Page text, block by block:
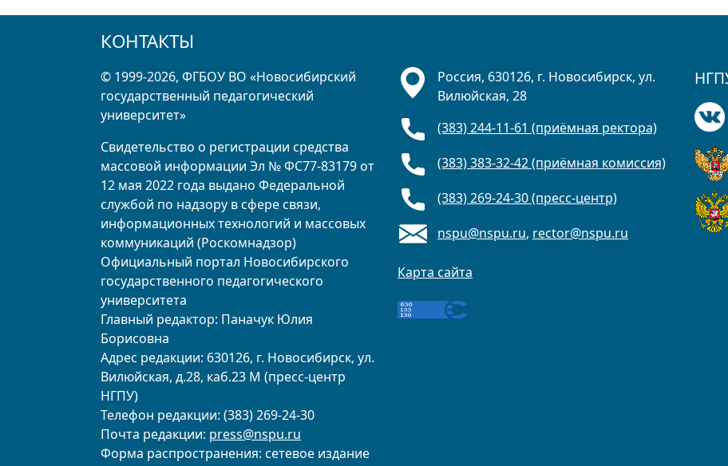
КОНТАКТЫ
© 1999-2026, ФГБОУ ВО «Новосибирский
государственный педагогический
университет»
Свидетельство о регистрации средства
массовой информации Эл № ФС77-83179 от
12 мая 2022 года выдано Федеральной
службой по надзору в сфере связи,
информационных технологий и массовых
коммуникаций (Роскомнадзор)
Официальный портал Новосибирского
государственного педагогического
университета
Главный редактор: Паначук Юлия
Борисовна
Адрес редакции: 630126, г. Новосибирск, ул.
Вилюйская, д.28, каб.23 М (пресс-центр
НГПУ)
Телефон редакции: (383) 269-24-30
Почта редакции: press@nspu.ru
Форма распространения: сетевое издание
Россия, 630126, г. Новосибирск, ул.
Вилюйская, 28
(383) 244-11-61 (приёмная ректора)
(383) 383-32-42 (приёмная комиссия)
(383) 269-24-30 (пресс-центр)
nspu@nspu.ru, rector@nspu.ru
Карта сайта